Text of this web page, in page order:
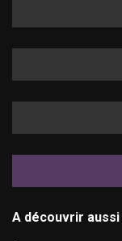
A découvrir aussi